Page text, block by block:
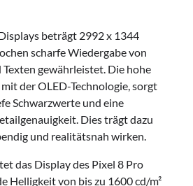
beträgt 2992 x 1344
scharfe Wiedergabe von
gewährleistet. Die hohe
der OLED-Technologie, sorgt
Schwarzwerte und eine
Dies trägt dazu
und realitätsnah wirken.
das Display des Pixel 8 Pro
Helligkeit von bis zu 1600 cd/m²